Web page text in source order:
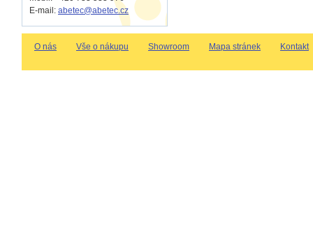
E-mail: abetec@abetec.cz
O nás Vše o nákupu Showroom Mapa stránek Kontakt